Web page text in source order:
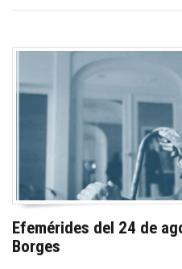
Efemérides del 24 de
Borges